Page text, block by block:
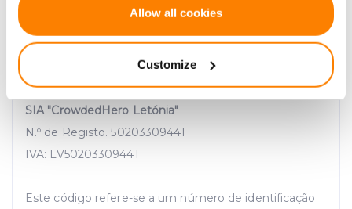
If you allow, we would also like to:
location which can be accurate to within several
Identify your device by actively scanning it for
specific characteristics (fingerprinting)
Find out more about how your personal data is processed
traffic data, display customized page content and
Allow all cookies
Customize
SIA "CrowdedHero Letónia"
N.º de Registo. 50203309441
IVA: LV50203309441
Este código refere-se a um número de identificação